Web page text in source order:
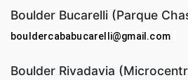
Boulder Bucarelli (Parque
bouldercababucarelli@gmail.com
Boulder Rivadavia